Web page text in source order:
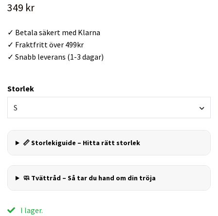
349 kr
✓ Betala säkert med Klarna
✓ Fraktfritt över 499kr
✓ Snabb leverans (1-3 dagar)
Storlek
S
📏 Storlekiguide – Hitta rätt storlek
🧼 Tvättråd – Så tar du hand om din tröja
I lager.